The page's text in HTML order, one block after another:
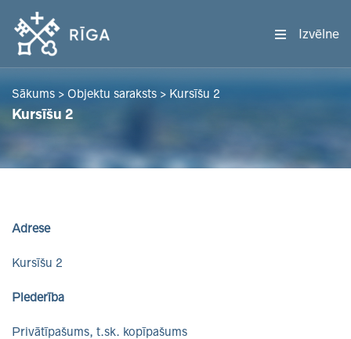
Izvēlne
Sākums > Objektu saraksts > Kursīšu 2
Kursīšu 2
Adrese
Kursīšu 2
Piederība
Privātīpašums, t.sk. kopīpašums